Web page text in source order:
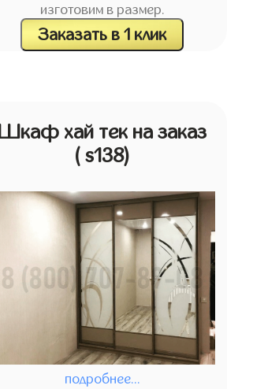
изготовим в размер.
Заказать в 1 клик
Шкаф хай тек на заказ
( s138)
подробнее...